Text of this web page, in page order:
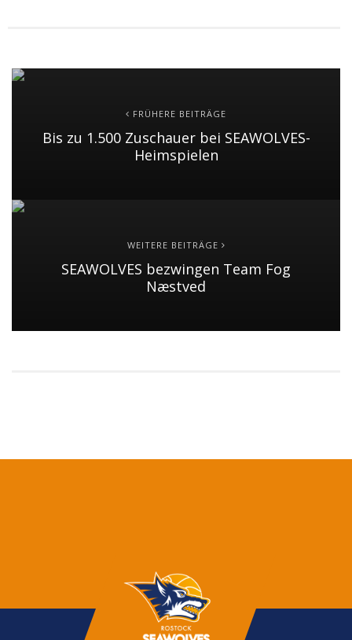
FRÜHERE BEITRÄGE
Bis zu 1.500 Zuschauer bei SEAWOLVES-
Heimspielen
WEITERE BEITRÄGE
SEAWOLVES bezwingen Team Fog
Næstved